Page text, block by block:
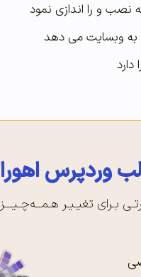
به وبسایت می دهد
وردپرس اهورا
بـرای تغیـیـر هـمــه‌چـیـــز